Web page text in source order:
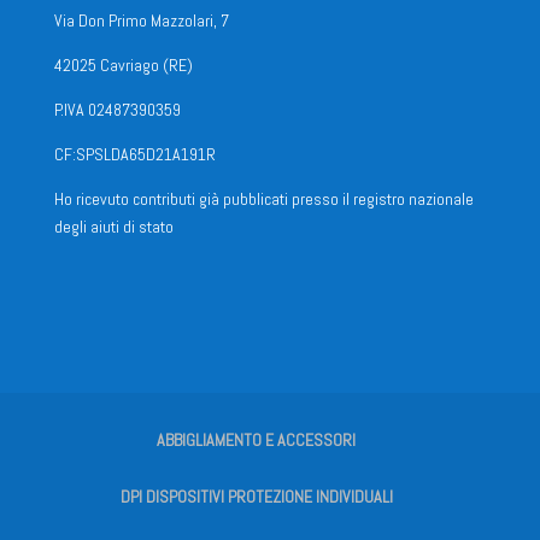
Via Don Primo Mazzolari, 7
42025 Cavriago (RE)
P.IVA 02487390359
CF:SPSLDA65D21A191R
Ho ricevuto contributi già pubblicati presso il registro nazionale
degli aiuti di stato
ABBIGLIAMENTO E ACCESSORI
DPI DISPOSITIVI PROTEZIONE INDIVIDUALI